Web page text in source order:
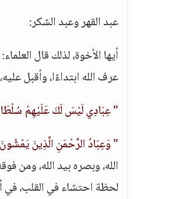
عبد القهر وعبد الشكر:
أيها الأخوة، لذلك قال
عرف الله ابتداءًا، وأقبل
" عِبَادِي لَيْسَ لَكَ عَلَيْهِمْ
" وَعِبَادُ الرَّحْمَنِ الَّذِينَ
الله، وبصره بيد الله، ومن
لحظة احتشاء في القلب، في